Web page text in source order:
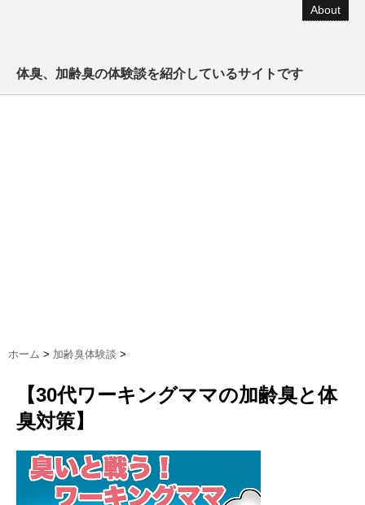
About
体臭、加齢臭の体験談を紹介しているサイトです
ホーム > 加齢臭体験談 >
【30代ワーキングママの加齢臭と体
臭対策】